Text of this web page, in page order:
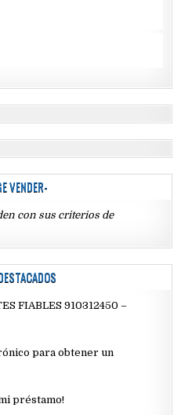
VENDER-
con sus criterios de
FIABLES 910312450 –
para obtener un
préstamo!